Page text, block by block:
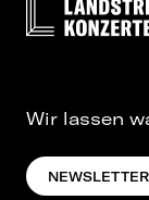
Wir lassen
NEWSLETTER